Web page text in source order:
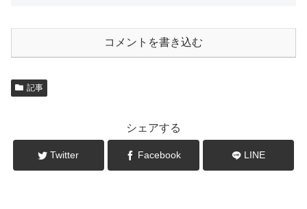
コメントを書き込む
記事
シェアする
Twitter Facebook LINE